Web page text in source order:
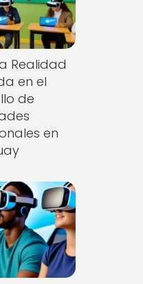
Realidad
en el
de
en